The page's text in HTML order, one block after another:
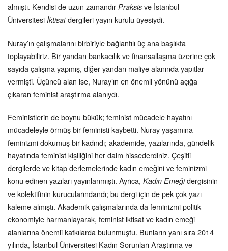
almıştı. Kendisi de uzun zamandır Praksis ve İstanbul
Üniversitesi İktisatdergileri yayın kurulu üyesiydi.
Nuray’ın çalışmalarını birbiriyle bağlantılı üç ana başlıkta
toplayabiliriz. Bir yandan bankacılık ve finansallaşma üzerine çok
sayıda çalışma yapmış, diğer yandan maliye alanında yapıtlar
vermişti. Üçüncü alan ise, Nuray’ın en önemli yönünü açığa
çıkaran feminist araştırma alanıydı.
Feministlerin de boynu bükük; feminist mücadele hayatını
mücadeleyle örmüş bir feministi kaybetti. Nuray yaşamına
feminizmi dokumuş bir kadındı; akademide, yazılarında, gündelik
hayatında feminist kişiliğini her daim hissederdiniz. Çeşitli
dergilerde ve kitap derlemelerinde kadın emeğini ve feminizmi
konu edinen yazıları yayınlanmıştı. Ayrıca, Kadın Emeğidergisinin
ve kolektifinin kurucularındandı; bu dergi için de pek çok yazı
kaleme almıştı. Akademik çalışmalarında da feminizmi politik
ekonomiyle harmanlayarak, feminist iktisat ve kadın emeği
alanlarına önemli katkılarda bulunmuştu. Bunların yanı sıra 2014
yılında, İstanbul Üniversitesi Kadın Sorunları Araştırma ve